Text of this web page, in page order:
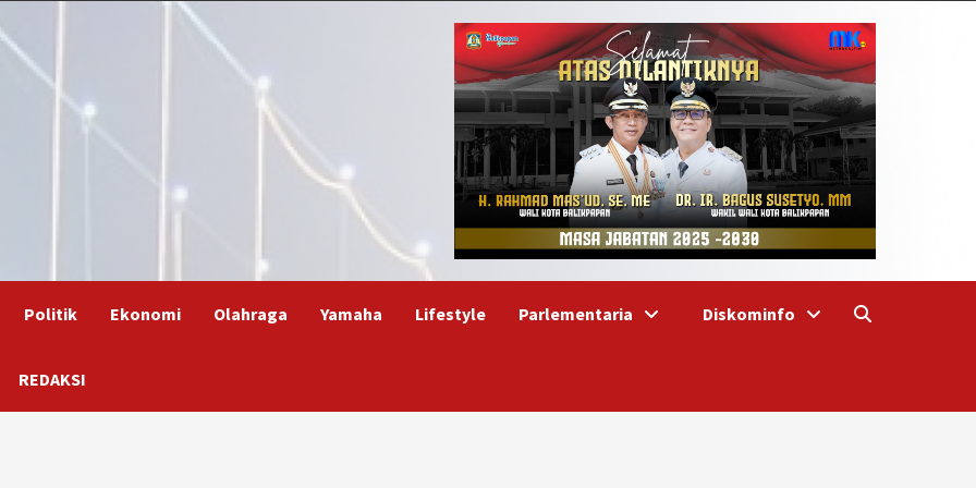
Politik Ekonomi Olahraga Yamaha Lifestyle Parlementaria Diskominfo
REDAKSI